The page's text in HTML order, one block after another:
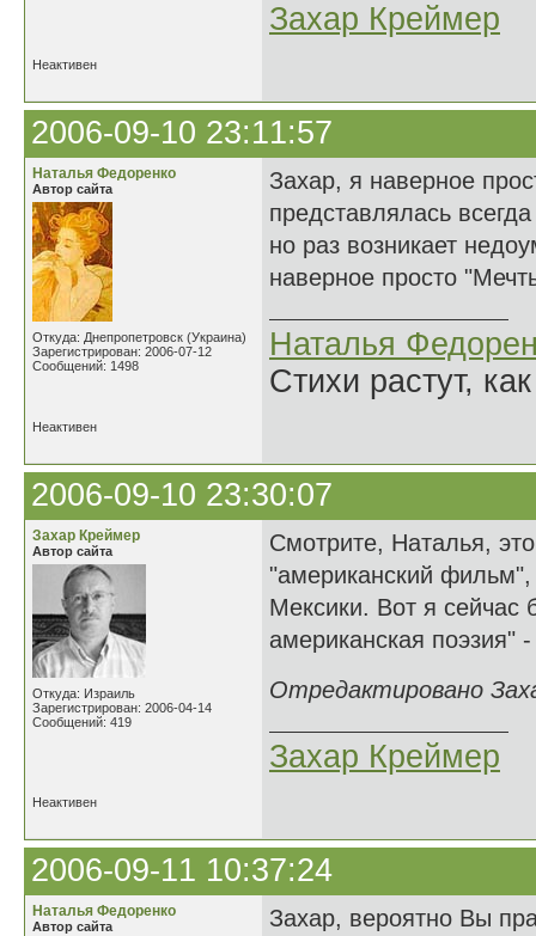
Захар Креймер
Неактивен
2006-09-10 23:11:57
Наталья Федоренко
Автор сайта
Откуда: Днепропетровск (Украина)
Зарегистрирован: 2006-07-12
Сообщений: 1498
Захар, я наверное
представлялась
но раз возникает
наверное просто
Наталья
Стихи растут,
Неактивен
2006-09-10 23:30:07
Захар Креймер
Автор сайта
Откуда: Израиль
Зарегистрирован: 2006-04-14
Сообщений: 419
Смотрите, Наталья,
"американский
Мексики. Вот я сейчас
американская поэзия"
Отредактировано
Захар Креймер
Неактивен
2006-09-11 10:37:24
Наталья Федоренко
Автор сайта
Захар, вероятно Вы